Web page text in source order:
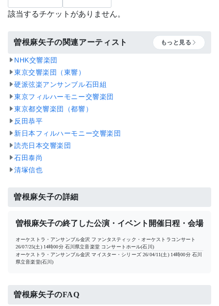
該当するチケットがありません。
曽根麻矢子の関連アーティスト もっと見る
NHK交響楽団
東京交響楽団（東響）
硬派弦楽アンサンブル石田組
東京フィルハーモニー交響楽団
東京都交響楽団（都響）
反田恭平
新日本フィルハーモニー交響楽団
読売日本交響楽団
石田泰尚
清塚信也
曽根麻矢子の詳細
曽根麻矢子の終了した公演・イベント開催日程・会場
オーケストラ・アンサンブル金沢 ファンタスティック・オーケストラコンサート
26/07/25(土) 14時00分 石川県立音楽堂 コンサートホール(石川)
オーケストラ・アンサンブル金沢 マイスター・シリーズ 26/04/11(土) 14時00分 石川
県立音楽堂(石川)
曽根麻矢子のFAQ